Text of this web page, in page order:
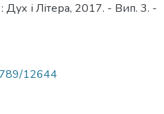
Дух і Літера, 2017. - Вип. 3. -
12644